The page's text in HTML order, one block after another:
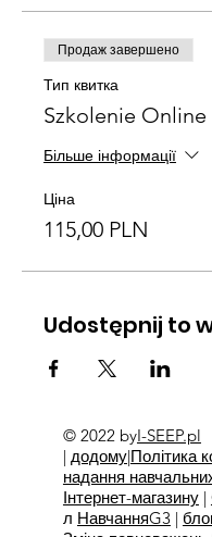
Продаж завершено
Тип квитка
Szkolenie
Більше інформації
Ціна
115,00 PLN
Udostępnij to
© 2022 byI-SEEP.pl
| додому|Політика
надання
Інтернет-магазину |
л НавчанняG3 |